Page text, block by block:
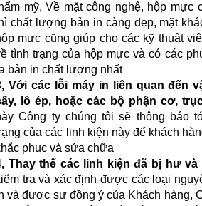
mỹ, Về mặt công nghệ, hộp mực
chất lượng bản in càng đẹp, mặt
mực cũng giúp cho các kỹ thuật
tình trạng của hộp mực và có các
bản in chất lượng nhất
Với các lỗi máy in liên quan đến
lô ép, hoặc các bộ phận cơ,
Công ty chúng tôi sẽ thông báo
của các linh kiện này để khách
phục và sửa chữa
Thay thế các linh kiện đã bị hư và
tra và xác định được các loại
và được sự đồng ý của Khách hàng,